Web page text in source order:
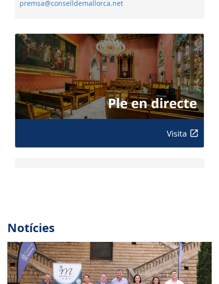
premsa@conselldemallorca.net
Visita
Notícies